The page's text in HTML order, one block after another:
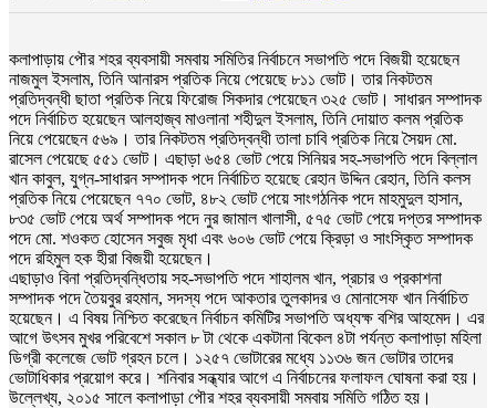
কলাপাড়ায় পৌর শহর ব্যবসায়ী সমবায় সমিতির নির্বাচনে সভাপতি পদে বিজয়ী হয়েছেন
নাজমুল ইসলাম, তিনি আনারস প্রতিক নিয়ে পেয়েছে ৮১১ ভোট। তার নিকটতম
প্রতিদ্বন্ধী ছাতা প্রতিক নিয়ে ফিরোজ সিকদার পেয়েছেন ৩২৫ ভোট। সাধারন সম্পাদক
পদে নির্বাচিত হয়েছেন আলহাজ্ব মাওলানা শহীদুল ইসলাম, তিনি দোয়াত কলম প্রতিক
নিয়ে পেয়েছেন ৫৬৯। তার নিকটতম প্রতিদ্বন্ধী তালা চাবি প্রতিক নিয়ে সৈয়দ মো.
রাসেল পেয়েছে ৫৫১ ভোট। এছাড়া ৬৫৪ ভোট পেয়ে সিনিয়র সহ-সভাপতি পদে বিল্লাল
খান কাবুল, যুগ্ন-সাধারন সম্পাদক পদে নির্বাচিত হয়েছে রেহান উদ্দিন রেহান, তিনি কলস
প্রতিক নিয়ে পেয়েছেন ৭৭০ ভোট, ৪৮২ ভোট পেয়ে সাংগঠনিক পদে মাহমুদুল হাসান,
৮৩৫ ভোট পেয়ে অর্থ সম্পাদক পদে নুর জামাল খালাসী, ৫৭৫ ভোট পেয়ে দপ্তর সম্পাদক
পদে মো. শওকত হোসেন সবুজ মৃধা এবং ৬০৬ ভোট পেয়ে ক্রিড়া ও সাংস্কিৃত সম্পাদক
পদে রহিমুল হক হীরা বিজয়ী হয়েছেন।
এছাড়াও বিনা প্রতিদ্বন্ধিতায় সহ-সভাপতি পদে শাহালম খান, প্রচার ও প্রকাশনা
সম্পাদক পদে তৈয়বুর রহমান, সদস্য পদে আকতার তুলকাদর ও মোনাসেফ খান নির্বাচিত
হয়েছেন। এ বিষয় নিশ্চিত করেছেন নির্বাচন কমিটির সভাপতি অধ্যক্ষ বশির আহমেদ। এর
আগে উৎসব মুখর পরিবেশে সকাল ৮ টা থেকে একটানা বিকেল ৪টা পর্যন্ত কলাপাড়া মহিলা
ডিগ্রী কলেজে ভোট গ্রহন চলে। ১২৫৭ ভোটারের মধ্যে ১১৩৬ জন ভোটার তাদের
ভোটাধিকার প্রয়োগ করে। শনিবার সন্ধ্যার আগে এ নির্বাচনের ফলাফল ঘোষনা করা হয়।
উল্লেখ্য, ২০১৫ সালে কলাপাড়া পৌর শহর ব্যবসায়ী সমবায় সমিতি গঠিত হয়।